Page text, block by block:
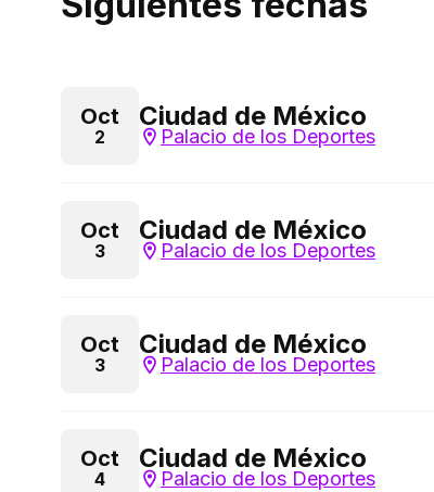
Oct
2
Ciudad de México
Palacio de los Deportes
Oct
3
Ciudad de México
Palacio de los Deportes
Oct
3
Ciudad de México
Palacio de los Deportes
Oct
4
Ciudad de México
Palacio de los Deportes